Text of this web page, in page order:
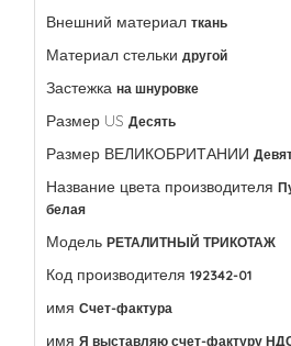
Внешний материал ткань
Материал стельки другой
Застежка на шнуровке
Размер US Десять
Размер ВЕЛИКОБРИТАНИИ
Название цвета производителя
белая
Модель РЕТАЛИТНЫЙ ТРИКОТАЖ
Код производителя 192342-01
имя Счет-фактура
имя Я выставляю счет-фактуру